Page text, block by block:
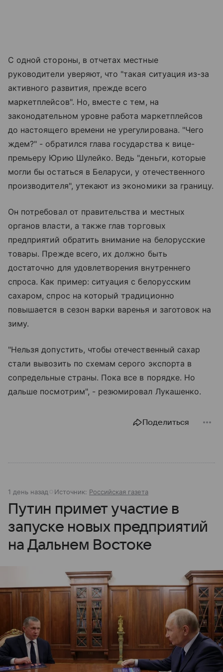
С одной стороны, в отчетах местные
руководители уверяют, что "такая ситуация из-за
активного развития, прежде всего
маркетплейсов". Но, вместе с тем, на
законодательном уровне работа маркетплейсов
до настоящего времени не урегулирована. "Чего
ждем?" - обратился глава государства к вице-
премьеру Юрию Шулейко. Ведь "деньги, которые
могли бы остаться в Беларуси, у отечественного
производителя", утекают из экономики за границу.
Он потребовал от правительства и местных
органов власти, а также глав торговых
предприятий обратить внимание на белорусские
товары. Прежде всего, их должно быть
достаточно для удовлетворения внутреннего
спроса. Как пример: ситуация с белорусским
сахаром, спрос на который традиционно
повышается в сезон варки варенья и заготовок на
зиму.
"Нельзя допустить, чтобы отечественный сахар
стали вывозить по схемам серого экспорта в
сопредельные страны. Пока все в порядке. Но
дальше посмотрим", - резюмировал Лукашенко.
Поделиться
1 день назад Источник: Российская газета
Путин примет участие в
запуске новых предприятий
на Дальнем Востоке